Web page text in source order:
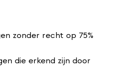
zonder recht op 75%
die erkend zijn door